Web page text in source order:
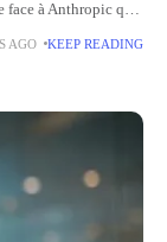
face à Anthropic que
AGO KEEP READING